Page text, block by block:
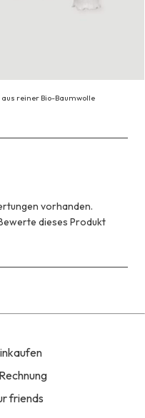
aus reiner Bio-Baumwolle
vorhanden.
dieses Produkt
friends